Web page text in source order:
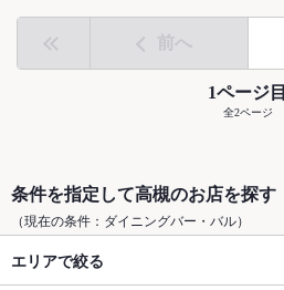
前へ
1ページ目
全2ページ
条件を指定して高槻のお店を探す
（現在の条件：ダイニングバー・バル）
エリアで絞る